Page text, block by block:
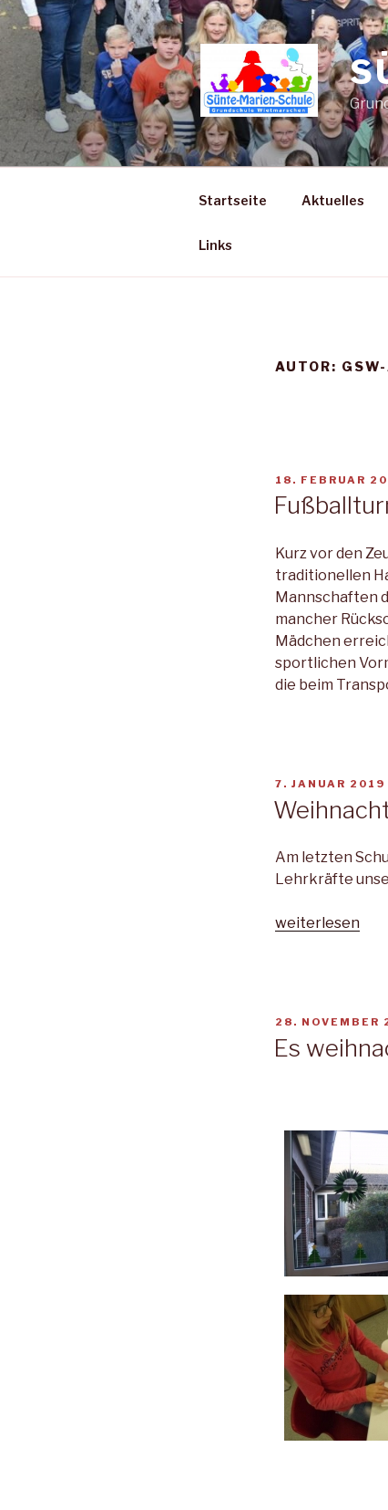
Zum
Inhalt
springen
Startseite Aktuelles
Links
AUTOR:
18. FEBRUAR
Kurz vor den
traditionellen
Mannschaften
mancher
Mädchen
sportlichen
die beim
7. JANUAR 2019
Am letzten
Lehrkräfte
weiterlesen
28. NOVEMBER
Es